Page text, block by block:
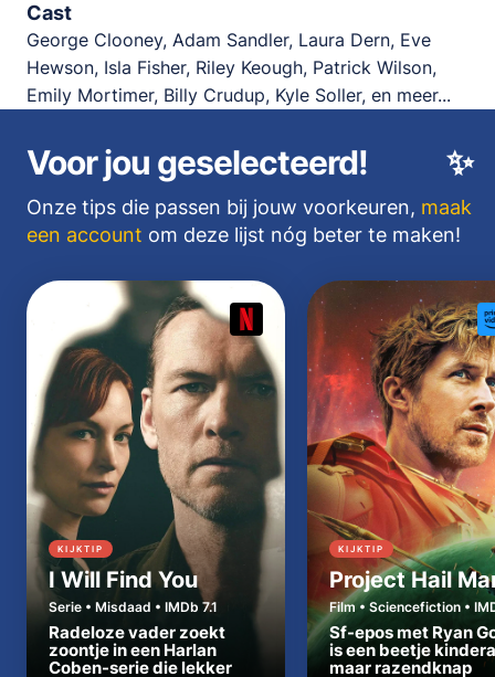
Cast
George Clooney, Adam Sandler, Laura Dern, Eve
Hewson, Isla Fisher, Riley Keough, Patrick Wilson,
Emily Mortimer, Billy Crudup, Kyle Soller, en meer...
✨
Voor jou geselecteerd!
Onze tips die passen bij jouw voorkeuren, maak
een account om deze lijst nóg beter te maken!
KIJKTIP
I Will Find You
Serie • Misdaad • IMDb 7.1
Radeloze vader zoekt
zoontje in een Harlan
Coben-serie die lekker
KIJKTIP
Project Hail
Film • Sciencefiction •
Sf-epos met Ryan
is een beetje
maar razendknap